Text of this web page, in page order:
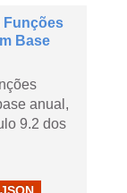
Funções
Base
anual,
9.2 dos